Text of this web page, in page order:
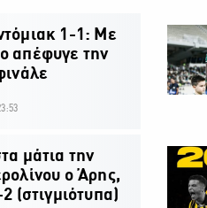
1-1: Με
απέφυγε την
μάτια την
ο Άρης,
(στιγμιότυπα)